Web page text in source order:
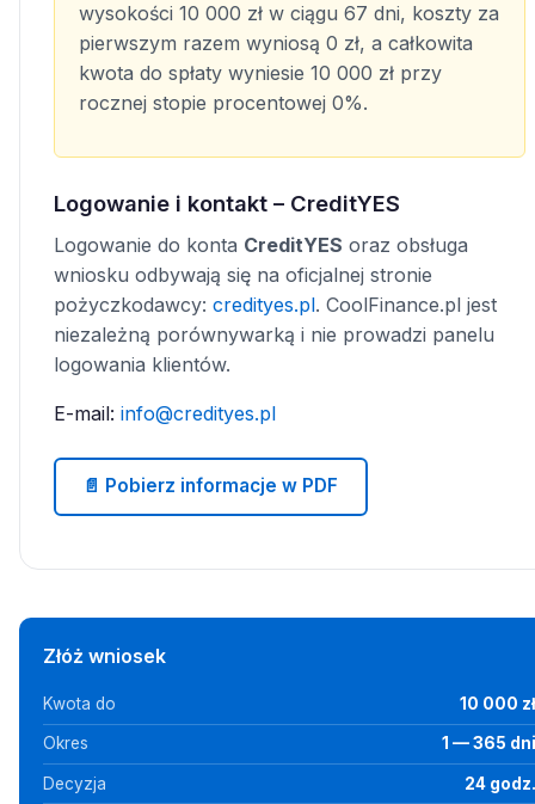
wysokości 10 000 zł w ciągu 67 dni, koszty za
pierwszym razem wyniosą 0 zł, a całkowita
kwota do spłaty wyniesie 10 000 zł przy
rocznej stopie procentowej 0%.
Logowanie i kontakt – CreditYES
Logowanie do konta CreditYES oraz obsługa
wniosku odbywają się na oficjalnej stronie
pożyczkodawcy: credityes.pl. CoolFinance.pl jest
niezależną porównywarką i nie prowadzi panelu
logowania klientów.
E-mail: info@credityes.pl
📄 Pobierz informacje w PDF
Złóż wniosek
Kwota do 10 000 zł
Okres 1 — 365 dni
Decyzja 24 godz.